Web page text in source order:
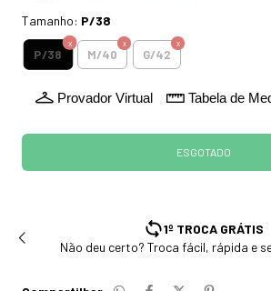
Tamanho: P/38
P/38 M/40 G/42
Provador Virtual Tabela de
1º TROCA GRÁTIS
Não deu certo? Troca fácil, rápida e